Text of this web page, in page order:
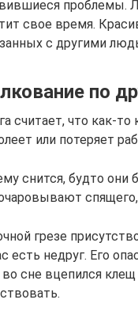
проблемы.
свое время.
с другими
по
считает, что как-
или потеряет
снится, будто они
грезе
есть недруг. Его
во сне вцепился